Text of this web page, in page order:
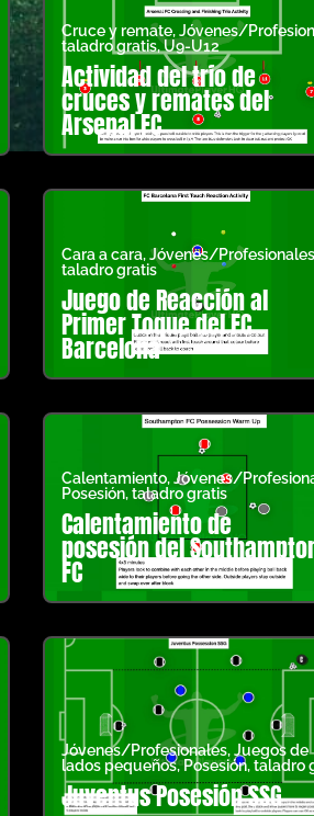
Cruce y remate,Jóvenes/
taladro gratis,U9-U12
Actividad del trío de
cruces y remates del
Arsenal FC
Cara a cara,Jóvenes/Profesionales
taladro gratis
Juego de Reacción al
Primer Toque del FC
Barcelona
Calentamiento,Jóvenes/
Posesión,taladro gratis
Calentamiento de
posesión del
FC
Jóvenes/Profesionales,Juegos de
lados pequeños,Posesión,taladro
Juventus Posesión SSG